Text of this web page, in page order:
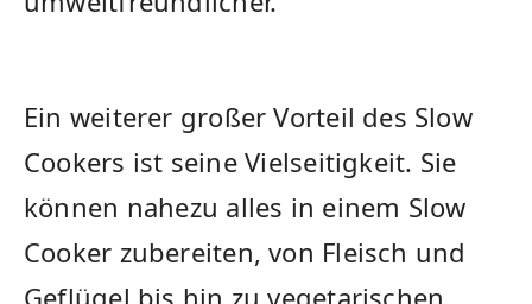
Ein​ weiterer großer Vorteil des Slow
Cookers ist seine⁣ Vielseitigkeit. Sie
können ⁤nahezu alles in einem Slow​
Cooker zubereiten, von Fleisch und
Geflügel bis hin zu vegetarischen